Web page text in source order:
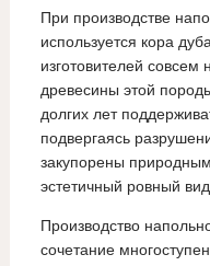
При производстве
используется кора
изготовителей
древесины этой
долгих лет
подвергаясь
закупорены
эстетичный ровный
Производство
сочетание